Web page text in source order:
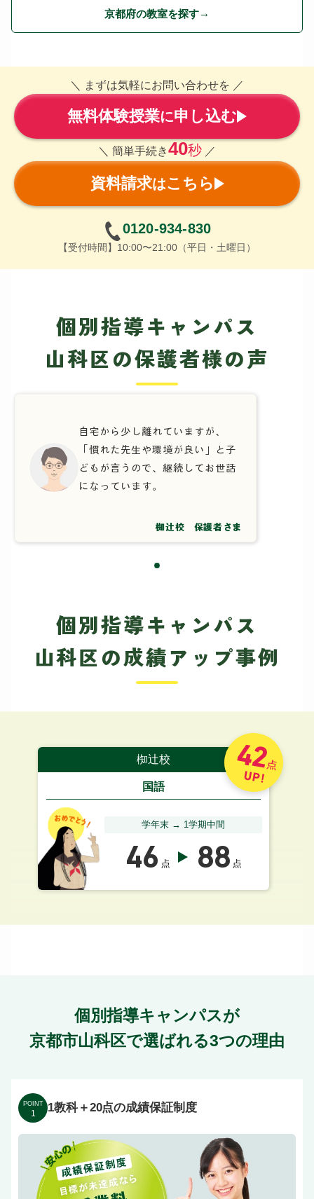
京都府の教室を探す
＼ まずは気軽にお問い合わせを ／
無料体験授業に申し込む
＼ 簡単手続き40秒 ／
資料請求はこちら
0120-934-830
【受付時間】10:00〜21:00（平日・土曜日）
個別指導キャンパス
山科区の保護者様の声
自宅から少し離れていますが、
「慣れた先生や環境が良い」と子
どもが言うので、継続してお世話
になっています。
椥辻校 保護者さま
個別指導キャンパス
山科区の成績アップ事例
椥辻校
国語
学年末 → 1学期中間
46 点 88 点
42点
UP!
個別指導キャンパスが
京都市山科区で選ばれる3つの理由
POINT
1 1教科＋20点の成績保証制度